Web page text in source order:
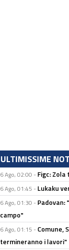
ULTIMISSIME
6 Ago, 02:00 - Figc:
6 Ago, 01:45 - Lukaku
6 Ago, 01:30 - Padovan:
campo"
6 Ago, 01:15 - Comune,
termineranno i lavori"